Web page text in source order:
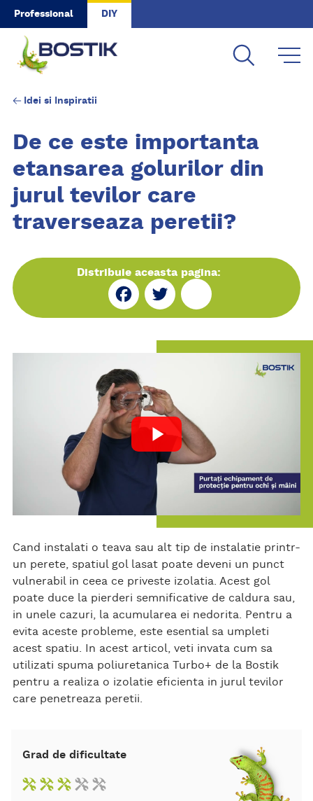
Skip to main content
Professional DIY
Idei si Inspiratii
De ce este importanta
etansarea golurilor din
jurul tevilor care
traverseaza peretii?
Distribuie aceasta pagina:
Fa
bo
ok
Tw
er
e
Cand instalati o teava sau alt tip de instalatie printr-
un perete, spatiul gol lasat poate deveni un punct
vulnerabil in ceea ce priveste izolatia. Acest gol
poate duce la pierderi semnificative de caldura sau,
in unele cazuri, la acumularea ei nedorita. Pentru a
evita aceste probleme, este esential sa umpleti
acest spatiu. In acest articol, veti invata cum sa
utilizati spuma poliuretanica Turbo+ de la Bostik
pentru a realiza o izolatie eficienta in jurul tevilor
care penetreaza peretii.
Grad de dificultate